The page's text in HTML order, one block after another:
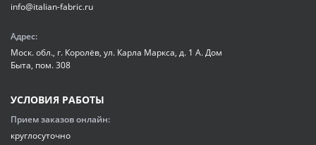
info@italian-fabric.ru
Адрес:
Моск. обл., г. Королёв, ул. Карла Маркса, д. 1 А. Дом
Быта, пом. 308
УСЛОВИЯ РАБОТЫ
Прием заказов онлайн:
круглосуточно